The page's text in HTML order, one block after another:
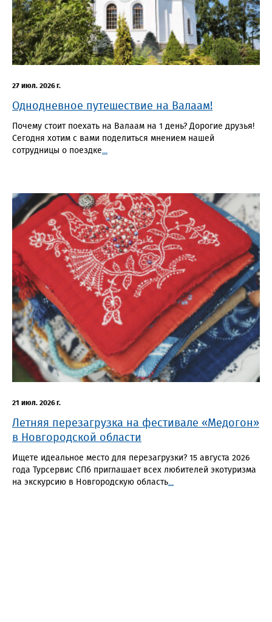
27 июл. 2026 г.
Однодневное путешествие на Валаам!
Почему стоит поехать на Валаам на 1 день? Дорогие друзья!
Сегодня хотим с вами поделиться мнением нашей
сотрудницы о поездке...
21 июл. 2026 г.
Летняя перезагрузка на фестивале «Медогон»
в Новгородской области
Ищете идеальное место для перезагрузки? 15 августа 2026
года Турсервис СПб приглашает всех любителей экотуризма
на экскурсию в Новгородскую область...